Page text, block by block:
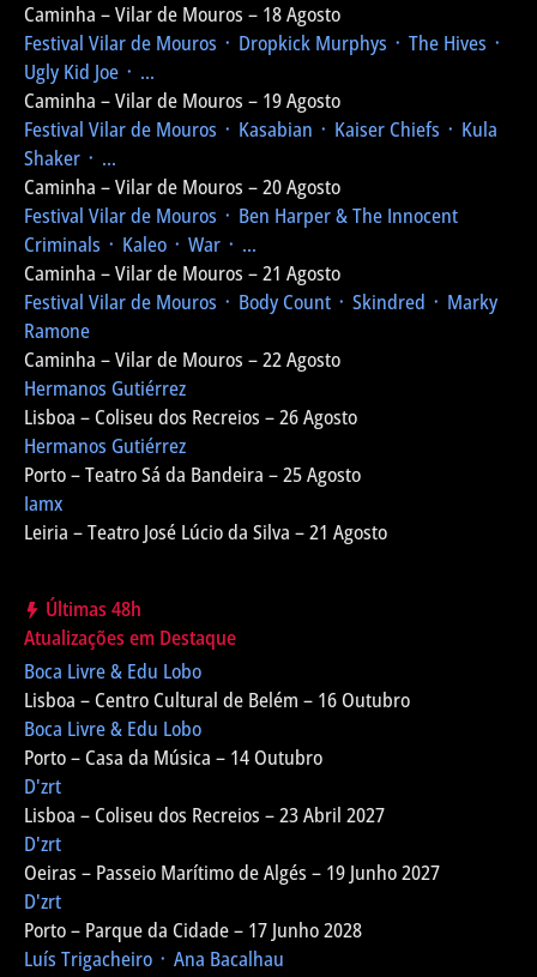
Caminha – Vilar de Mouros – 18 Agosto
Festival Vilar de Mouros ᛫ Dropkick Murphys ᛫ The Hives ᛫
Ugly Kid Joe ᛫ ...
Caminha – Vilar de Mouros – 19 Agosto
Festival Vilar de Mouros ᛫ Kasabian ᛫ Kaiser Chiefs ᛫ Kula
Shaker ᛫ ...
Caminha – Vilar de Mouros – 20 Agosto
Festival Vilar de Mouros ᛫ Ben Harper & The Innocent
Criminals ᛫ Kaleo ᛫ War ᛫ ...
Caminha – Vilar de Mouros – 21 Agosto
Festival Vilar de Mouros ᛫ Body Count ᛫ Skindred ᛫ Marky
Ramone
Caminha – Vilar de Mouros – 22 Agosto
Hermanos Gutiérrez
Lisboa – Coliseu dos Recreios – 26 Agosto
Hermanos Gutiérrez
Porto – Teatro Sá da Bandeira – 25 Agosto
Iamx
Leiria – Teatro José Lúcio da Silva – 21 Agosto
Últimas 48h
Atualizações em Destaque
Boca Livre & Edu Lobo
Lisboa – Centro Cultural de Belém – 16 Outubro
Boca Livre & Edu Lobo
Porto – Casa da Música – 14 Outubro
D'zrt
Lisboa – Coliseu dos Recreios – 23 Abril 2027
D'zrt
Oeiras – Passeio Marítimo de Algés – 19 Junho 2027
D'zrt
Porto – Parque da Cidade – 17 Junho 2028
Luís Trigacheiro ᛫ Ana Bacalhau